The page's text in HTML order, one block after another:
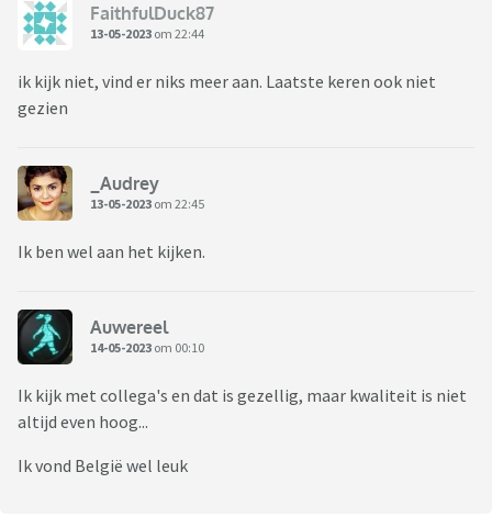
FaithfulDuck87
13-05-2023 om 22:44
ik kijk niet, vind er niks meer aan. Laatste keren ook niet
gezien
_Audrey
13-05-2023 om 22:45
Ik ben wel aan het kijken.
Auwereel
14-05-2023 om 00:10
Ik kijk met collega's en dat is gezellig, maar kwaliteit is niet
altijd even hoog...
Ik vond België wel leuk